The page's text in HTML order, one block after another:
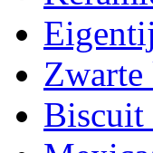
Zwarte
Biscuit